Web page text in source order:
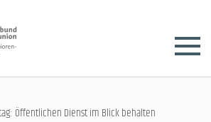
Öffentlichen Dienst im Blick behalten